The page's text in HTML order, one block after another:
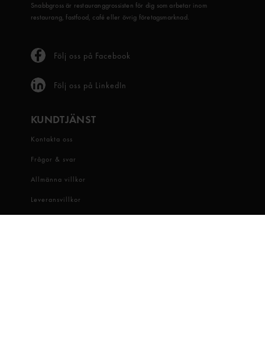
Snabbgross är restauranggrossisten för dig som arbetar inom
restaurang, fastfood, café eller övrig företagsmarknad.
Följ oss på Facebook
Följ oss på LinkedIn
KUNDTJÄNST
Kontakta oss
Frågor & svar
Allmänna villkor
Leveransvillkor